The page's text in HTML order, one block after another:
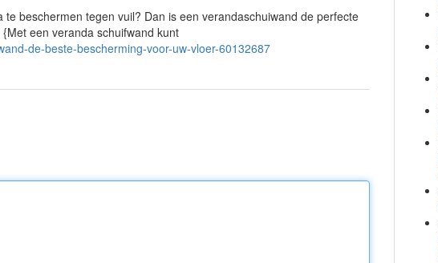
beschermen tegen vuil? Dan is een verandaschuiwand de perfecte
een veranda schuifwand kunt
de-beste-bescherming-voor-uw-vloer-60132687